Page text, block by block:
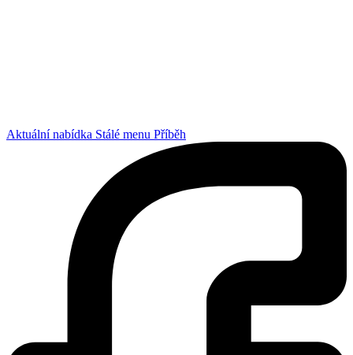
Aktuální nabídka Stálé menu Příběh